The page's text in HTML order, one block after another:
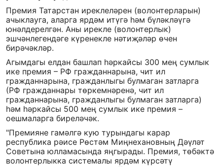
Премия Татарстан иреклеләрен (волонтерларын)
ачыклауга, аларга ярдәм итүгә һәм бүләкләүгә
юнәлдерелгән. Аны ирекле (волонтерлык)
эшчәнлегендәге күренекле нәтиҗәләр өчен
бирәчәкләр.
Агымдагы елдан башлап һәркайсы 300 мең сумлык
ике премия – РФ гражданнарына, чит ил
гражданнарына, гражданлыгы булмаган затларга
(РФ гражданнары төркемнәренә, чит ил
гражданнарына, гражданлыгы булмаган затларга)
һәм һәркайсы 500 мең сумлык ике премия –
оешмаларга биреләчәк.
"Премияне гамәлгә кую турындагы карар
республика рәисе Рөстәм Миңнехановның Дәүләт
Советына юлламасында яңгырады. Премия, төбәктә
волонтерлыкка системалы ярдәм күрсәтү